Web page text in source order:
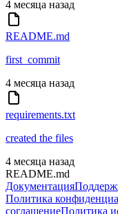
4 месяца назад
README.md
first_commit
4 месяца назад
requirements.txt
created the files
4 месяца назад
README.md
Документация
Политика
соглашениеПолитика